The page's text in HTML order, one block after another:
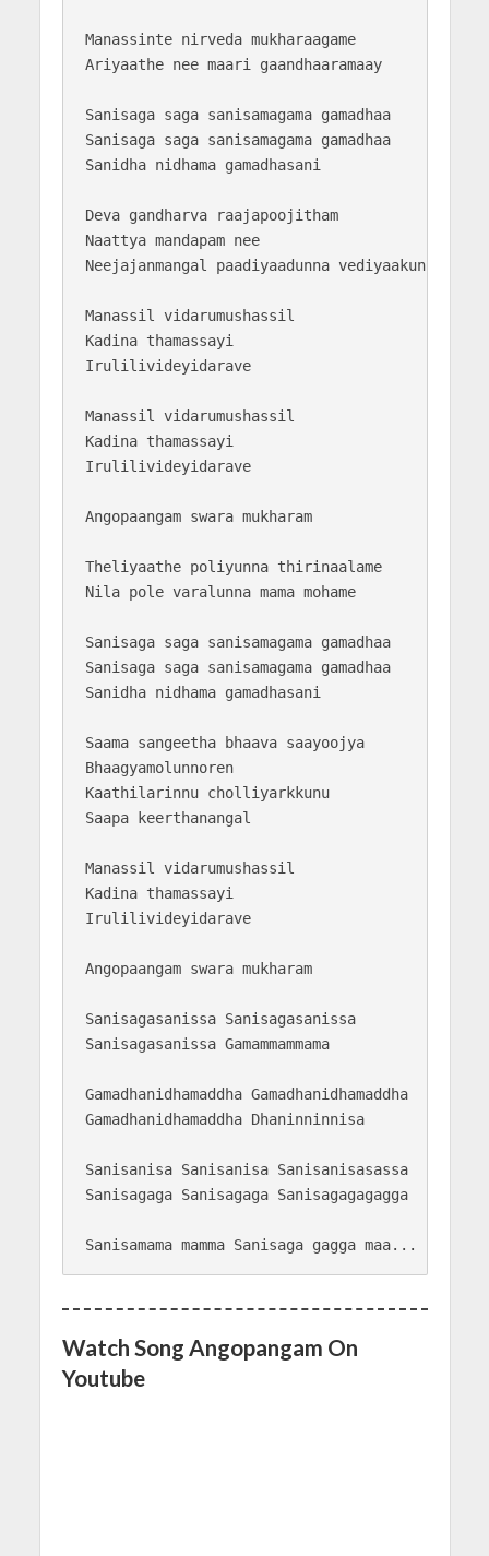
Manassinte nirveda mukharaagame
Ariyaathe nee maari gaandhaaramaay
Sanisaga saga sanisamagama gamadhaa
Sanisaga saga sanisamagama gamadhaa
Sanidha nidhama gamadhasani
Deva gandharva raajapoojitham
Naattya mandapam nee
Neejajanmangal paadiyaadunna vediyaakunnuvo
Manassil vidarumushassil
Kadina thamassayi
Irulilivideyidarave
Manassil vidarumushassil
Kadina thamassayi
Irulilivideyidarave
Angopaangam swara mukharam
Theliyaathe poliyunna thirinaalame
Nila pole varalunna mama mohame
Sanisaga saga sanisamagama gamadhaa
Sanisaga saga sanisamagama gamadhaa
Sanidha nidhama gamadhasani
Saama sangeetha bhaava saayoojya
Bhaagyamolunnoren
Kaathilarinnu cholliyarkkunu
Saapa keerthanangal
Manassil vidarumushassil
Kadina thamassayi
Irulilivideyidarave
Angopaangam swara mukharam
Sanisagasanissa Sanisagasanissa
Sanisagasanissa Gamammammama
Gamadhanidhamaddha Gamadhanidhamaddha
Gamadhanidhamaddha Dhaninninnisa
Sanisanisa Sanisanisa Sanisanisasassa
Sanisagaga Sanisagaga Sanisagagagagga
Watch Song Angopangam On
Youtube